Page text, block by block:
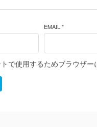
EMAIL *
で使用するためブラウザ